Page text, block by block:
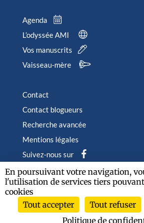
Agenda
L’odyssée AMI
Vos manuscrits
Vaisseau-mère
Contact
Contact blogueurs
Recherche avancée
Mentions légales
Suivez-nous sur
2026 © Albin Michel Imaginaire -
En poursuivant votre navigation,
l'utilisation de services tiers
cookies
Tout accepter
Tout refuser
Politique de